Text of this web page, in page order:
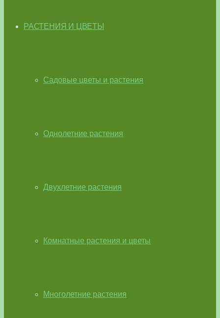
РАСТЕНИЯ И ЦВЕТЫ
Садовые цветы и растения
Однолетние растения
Двухлетние растения
Комнатные растения и цветы
Многолетние растения